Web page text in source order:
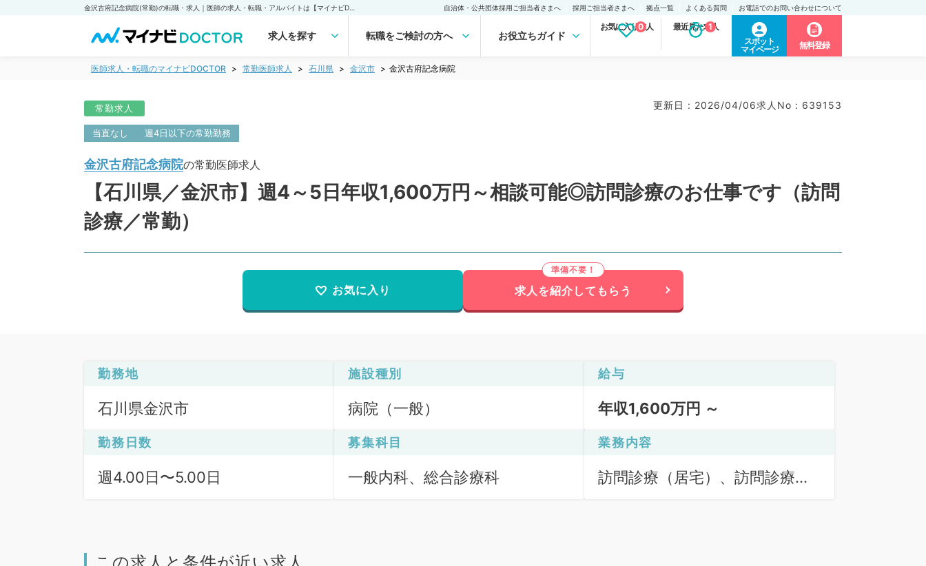
自治体・公共団体採用ご担当者さまへ 採用ご担当者さまへ 拠点一覧 よくある質問 お電話でのお問い合わせについて
求人を探す 転職をご検討の方へ お役立ちガイド
お気に入り求人
0 最近見た求人
1
スポット
マイページ
無料登録
医師求人・転職のマイナビDOCTOR 常勤医師求人 石川県 金沢市 金沢古府記念病院
常勤求人 更新日 : 2026/04/06求人No : 639153
当直なし 週4日以下の常勤勤務
金沢古府記念病院の常勤医師求人
【石川県／金沢市】週4～5日年収1,600万円～相談可能◎訪問診療のお仕事です（訪問
診療／常勤）
お気に入り 求人を紹介してもらう
勤務地
石川県金沢市
施設種別
病院（一般）
給与
年収1,600万円 ～
勤務日数
週4.00日〜5.00日
募集科目
一般内科、総合診療科
業務内容
訪問診療（居宅）、訪問診療